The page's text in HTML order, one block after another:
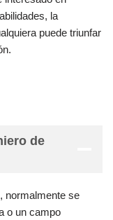
la
puede triunfar
de
normalmente se
o un campo